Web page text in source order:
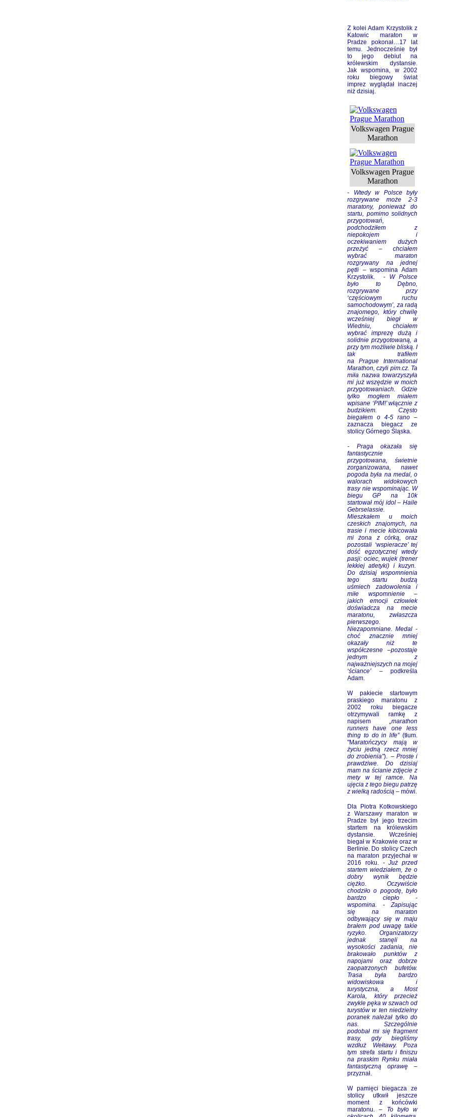
Z kolei Adam Krzystolikz
Katowic maraton w
Pradze pokonał…17 lat
temu. Jednocześnie był
to jego debiut na
królewskim dystansie.
Jak wspomina, w 2002
roku biegowy świat
imprez wyglądał inaczej
niż dzisiaj.
Volkswagen Prague
Marathon
Volkswagen Prague
Marathon
-
Wtedy w Polsce były
rozgrywane może 2-3
maratony, ponieważ do
startu, pomimo solidnych
przygotowań,
podchodziłem z
niepokojem i
oczekiwaniem dużych
przeżyć – chciałem
wybrać maraton
rozgrywany na jednej
pętli – wspomina Adam
Krzystolik. - W Polsce
było to Dębno,
rozgrywane przy
‘częściowym ruchu
samochodowym’, za radą
znajomego, który chwilę
wcześniej biegł w
Wiedniu, chciałem
wybrać imprezę dużą i
solidnie przygotowaną, a
przy tym możliwie bliską. I
tak trafiłem
na Prague International
Marathon, czyli pim.cz. Ta
miła nazwa towarzyszyła
mi już wszędzie w moich
przygotowaniach. Gdzie
tylko mogłem miałem
wpisane ‘PIM!’ włącznie z
budzikiem. Często
biegałem o 4-5 rano –
zaznacza biegacz ze
stolicy Górnego Śląska.
- Praga okazała się
fantastycznie
przygotowana, świetnie
zorganizowana, nawet
pogoda była na medal, o
walorach widokowych
trasy nie wspominając. W
biegu GP na 10k
startował mój idol – Haile
Gebrselassie.
Mieszkałem u moich
czeskich znajomych, na
trasie i mecie kibicowała
mi żona z córką, oraz
pozostali ‘wspieracze’ tej
dość egzotycznej wtedy
pasji: ociec, wujek (trener
lekkiej atletyki) i kuzyn.
Do dzisiaj wspomnienia
tego startu budzą
uśmiech zadowolenia i
miłe wspomnienie –
jakich emocji człowiek
doświadcza na mecie
maratonu, zwłaszcza
pierwszego.
Niezapomniane. Medal -
choć znacznie mniej
okazały niż te
współczesne –pozostaje
jednym z
najważniejszych na mojej
‘ściance’ – podkreśla
Adam.
W pakiecie startowym
praskiego maratonu z
2002 roku biegacze
otrzymywali ramkę z
napisem „marathon
runners have one less
thing to do in life”(tłum.
"Maratończycy mają w
życiu jedną rzecz mniej
do zrobienia"). –Proste i
prawdziwe. Do dzisiaj
mam na ścianie zdjęcie z
mety w tej ramce. Na
ujęcia z tego biegu patrzę
z wielką radością – mówi.
Dla
Piotra Kotkowskiego
z Warszawy maraton w
Pradze był jego trzecim
startem na królewskim
dystansie. Wcześniej
biegał w Krakowie oraz w
Berlinie. Do stolicy Czech
na maraton przyjechał w
2016 roku. - Już przed
startem wiedziałem, że o
dobry wynik będzie
ciężko. Oczywiście
chodziło o pogodę, było
bardzo ciepło -
wspomina. - Zapisując
się na maraton
odbywający się w maju
brałem pod uwagę takie
ryzyko. Organizatorzy
jednak stanęli na
wysokości zadania, nie
brakowało punktów z
napojami oraz dobrze
zaopatrzonych bufetów.
Trasa była bardzo
widowiskowa i
turystyczna, a Most
Karola, który przecież
zwykle pęka w szwach od
turystów w ten niedzielny
poranek należał tylko do
nas. Szczególnie
podobał mi się fragment
trasy, gdy biegliśmy
wzdłuż Wełtawy. Poza
tym strefa startu i finiszu
na praskim Rynku miała
fantastyczną oprawę –
przyznał.
W pamięci biegacza ze
stolicy utkwił jeszcze
moment z końcówki
maratonu. –
To było w